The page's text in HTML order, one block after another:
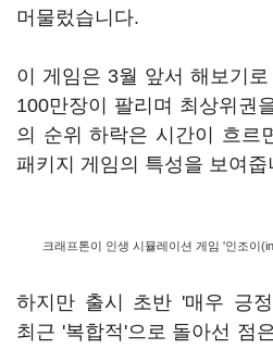
머물렀습니다.
이 게임은 3월 앞서 해보기
100만장이 팔리며 최상위권
의 순위 하락은 시간이 흐르
패키지 게임의 특성을 보여줍
크래프톤이 인생 시뮬레이션 게임 '인조이
하지만 출시 초반 '매우 긍
최근 '복합적'으로 돌아선 점